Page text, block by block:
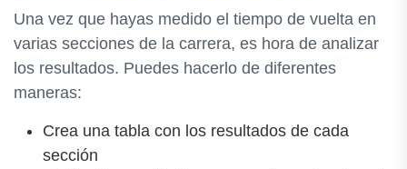
Una vez que hayas medido el tiempo de vuelta en
varias secciones de la carrera, es hora de analizar
los resultados. Puedes hacerlo de diferentes
maneras:
Crea una tabla con los resultados de cada
sección